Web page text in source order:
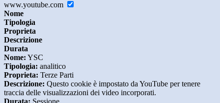
www.youtube.com
Nome
Tipologia
Proprieta
Descrizione
Durata
Nome: YSC
Tipologia: analitico
Proprieta: Terze Parti
Descrizione: Questo cookie è impostato da YouTube per tenere
traccia delle visualizzazioni dei video incorporati.